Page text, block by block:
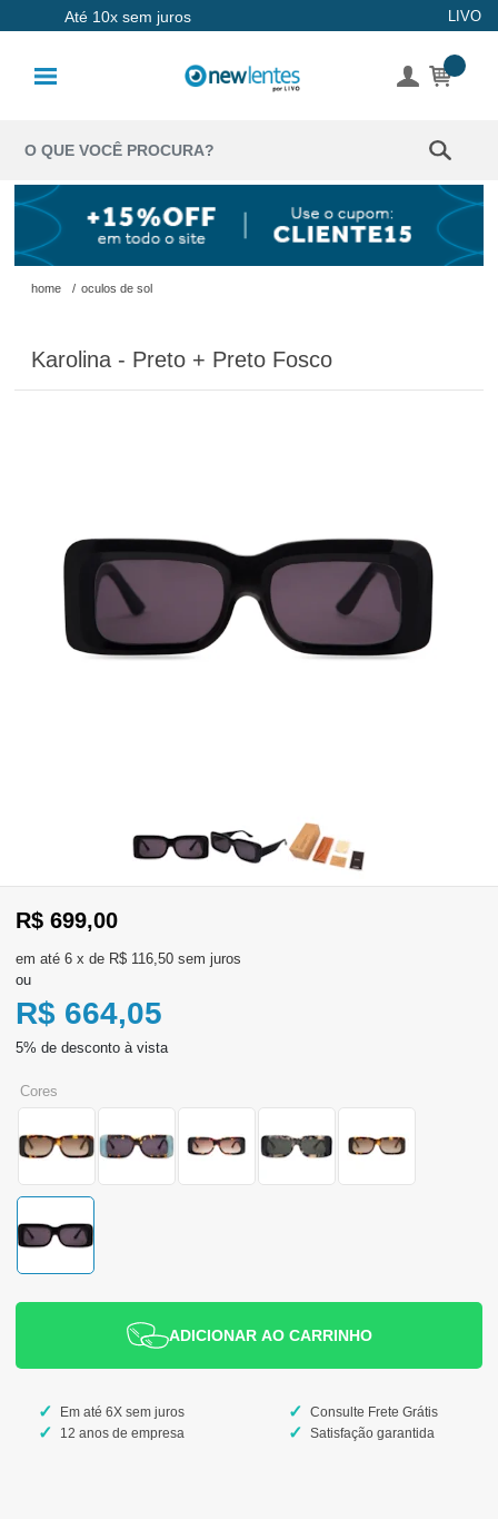
Até 10x sem juros LIVO
Coloridas
Solução
Óculos de
Óculos de
Grau
Consultar
Pedidos
Recompra
se
Registre-
home / oculos de sol
Karolina - Preto + Preto Fosco
R$ 699,00
6 x de R$ 116,50 sem juros
ou
R$ 664,05
cores
ADICIONAR AO CARRINHO
Em até 6X sem juros
12 anos de empresa
Consulte Frete Grátis
Satisfação garantida